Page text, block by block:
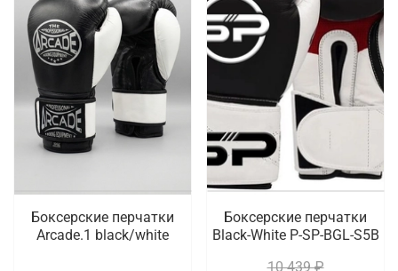
Боксерские перчатки
Arcade.1 black/white
Боксерские перчатки
Black-White P-SP-BGL-S5B
10 439 ₽